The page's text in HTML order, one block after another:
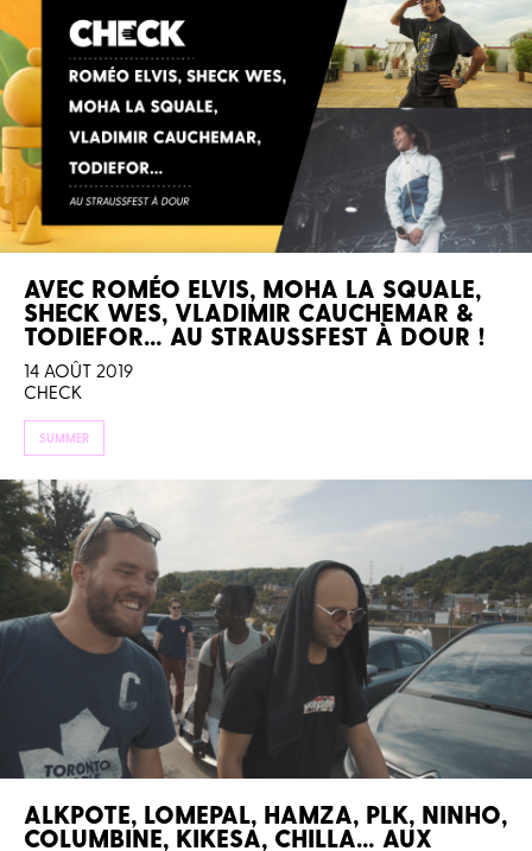
AVEC ROMÉO ELVIS, MOHA LA SQUALE,
SHECK WES, VLADIMIR CAUCHEMAR &
TODIEFOR… AU STRAUSSFEST À DOUR !
14 AOÛT 2019
CHECK
SUMMER
ALKPOTE, LOMEPAL, HAMZA, PLK, NINHO,
COLUMBINE, KIKESA, CHILLA… AUX